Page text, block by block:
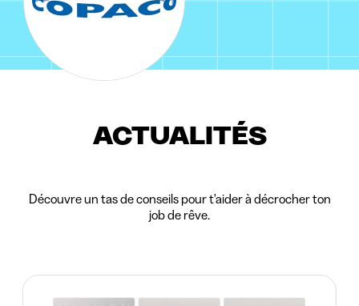
ACTUALITÉS
Découvre un tas de conseils pour t'aider à décrocher ton
job de rêve.